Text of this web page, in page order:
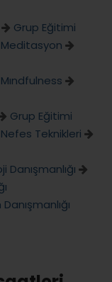
Grup Eğitimi
Meditasyon
Mındfulness
Grup Eğitimi
Nefes Teknikleri
Danışmanlığı